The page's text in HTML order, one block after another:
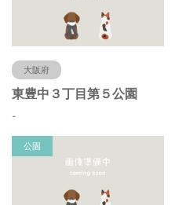
大阪府
東豊中３丁目第５公園
-
公園